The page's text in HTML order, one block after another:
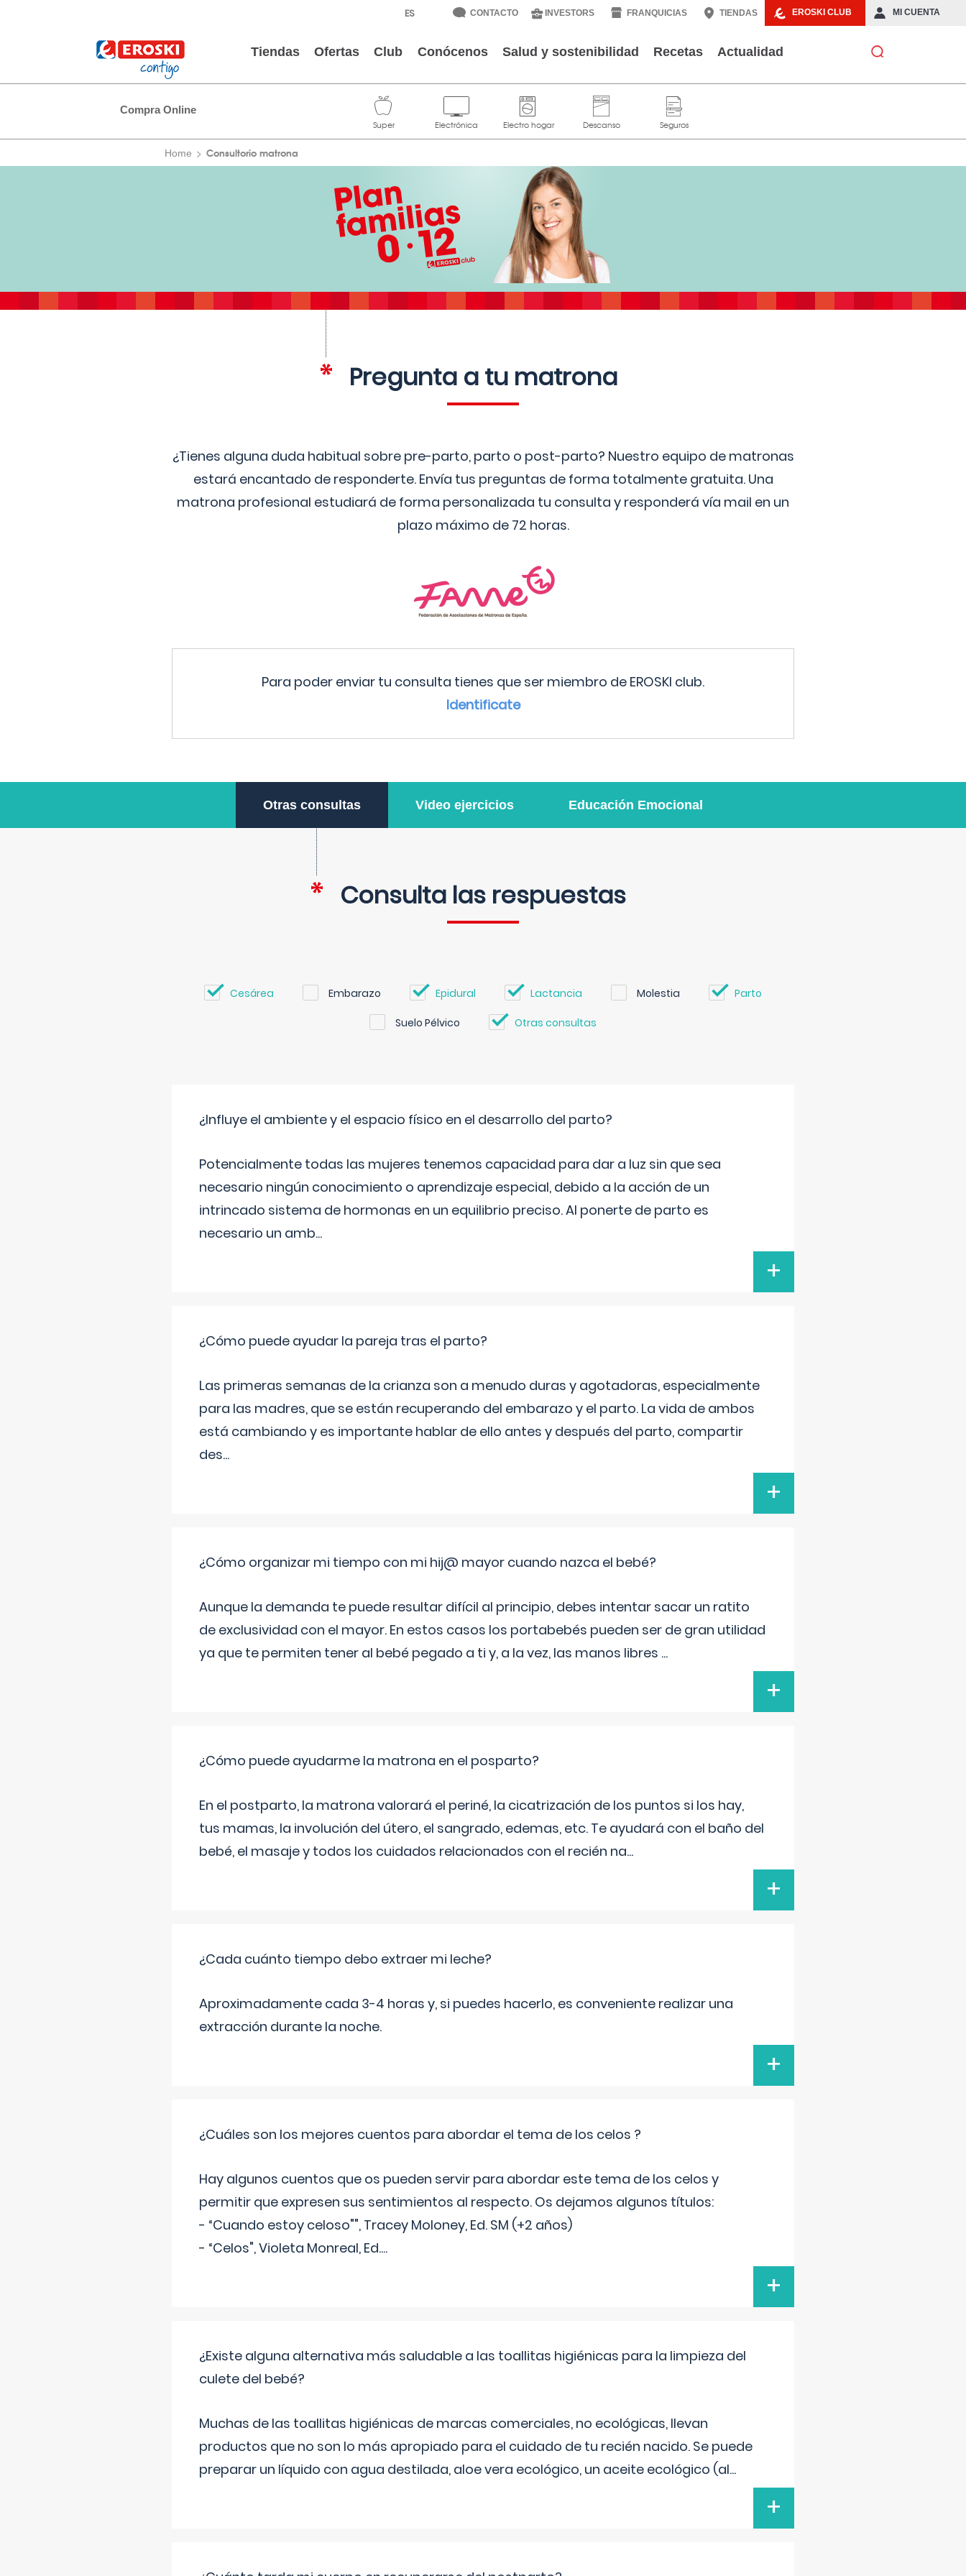
EROSKI CLUB MI CUENTA
CONTACTO INVESTORS FRANQUICIAS TIENDAS
Tiendas Ofertas Club Conócenos Salud y sostenibilidad Recetas Actualidad
Compra Online
Home Consultorio matrona
Pregunta a tu matrona
¿Tienes alguna duda habitual sobre pre-parto, parto o post-parto? Nuestro equipo de matronas
estará encantado de responderte. Envía tus preguntas de forma totalmente gratuita. Una
matrona profesional estudiará de forma personalizada tu consulta y responderá vía mail en un
plazo máximo de 72 horas.
Para poder enviar tu consulta tienes que ser miembro de EROSKI club.
Identificate
Otras consultas Video ejercicios Educación Emocional
Consulta las respuestas
Cesárea Embarazo Epidural Lactancia Molestia Parto
Suelo Pélvico Otras consultas
¿Influye el ambiente y el espacio físico en el desarrollo del parto?
Potencialmente todas las mujeres tenemos capacidad para dar a luz sin que sea
necesario ningún conocimiento o aprendizaje especial, debido a la acción de un
intrincado sistema de hormonas en un equilibrio preciso. Al ponerte de parto es
necesario un amb...
+
¿Cómo puede ayudar la pareja tras el parto?
Las primeras semanas de la crianza son a menudo duras y agotadoras, especialmente
para las madres, que se están recuperando del embarazo y el parto. La vida de ambos
está cambiando y es importante hablar de ello antes y después del parto, compartir
des...
+
¿Cómo organizar mi tiempo con mi hij@ mayor cuando nazca el bebé?
Aunque la demanda te puede resultar difícil al principio, debes intentar sacar un ratito
de exclusividad con el mayor. En estos casos los portabebés pueden ser de gran utilidad
ya que te permiten tener al bebé pegado a ti y, a la vez, las manos libres ...
+
¿Cómo puede ayudarme la matrona en el posparto?
En el postparto, la matrona valorará el periné, la cicatrización de los puntos si los hay,
tus mamas, la involución del útero, el sangrado, edemas, etc. Te ayudará con el baño del
bebé, el masaje y todos los cuidados relacionados con el recién na...
+
¿Cada cuánto tiempo debo extraer mi leche?
Aproximadamente cada 3-4 horas y, si puedes hacerlo, es conveniente realizar una
extracción durante la noche.
+
¿Cuáles son los mejores cuentos para abordar el tema de los celos ?
Hay algunos cuentos que os pueden servir para abordar este tema de los celos y
permitir que expresen sus sentimientos al respecto. Os dejamos algunos títulos:
- “Cuando estoy celoso"", Tracey Moloney, Ed. SM (+2 años)
- “Celos", Violeta Monreal, Ed....
+
¿Existe alguna alternativa más saludable a las toallitas higiénicas para la limpieza del
culete del bebé?
Muchas de las toallitas higiénicas de marcas comerciales, no ecológicas, llevan
productos que no son lo más apropiado para el cuidado de tu recién nacido. Se puede
preparar un líquido con agua destilada, aloe vera ecológico, un aceite ecológico (al...
+